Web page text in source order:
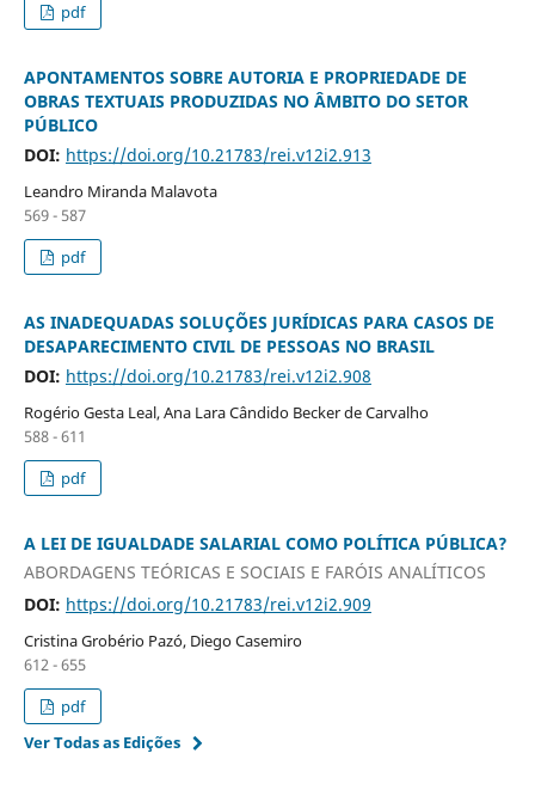
pdf
APONTAMENTOS SOBRE AUTORIA E PROPRIEDADE DE
OBRAS TEXTUAIS PRODUZIDAS NO ÂMBITO DO SETOR
PÚBLICO
DOI: https://doi.org/10.21783/rei.v12i2.913
Leandro Miranda Malavota
569 - 587
pdf
AS INADEQUADAS SOLUÇÕES JURÍDICAS PARA CASOS DE
DESAPARECIMENTO CIVIL DE PESSOAS NO BRASIL
DOI: https://doi.org/10.21783/rei.v12i2.908
Rogério Gesta Leal, Ana Lara Cândido Becker de Carvalho
588 - 611
pdf
A LEI DE IGUALDADE SALARIAL COMO POLÍTICA PÚBLICA?
ABORDAGENS TEÓRICAS E SOCIAIS E FARÓIS ANALÍTICOS
DOI: https://doi.org/10.21783/rei.v12i2.909
Cristina Grobério Pazó, Diego Casemiro
612 - 655
pdf
Ver Todas as Edições